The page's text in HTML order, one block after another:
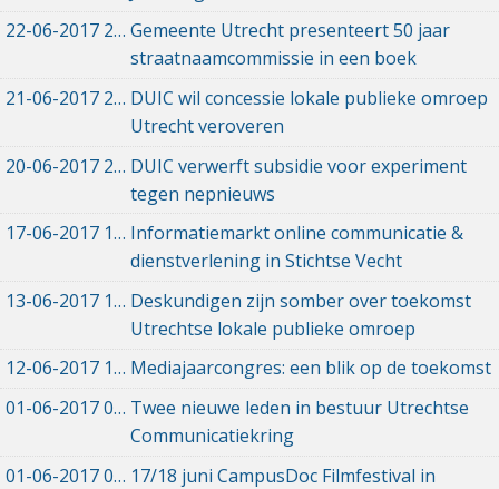
22-06-2017 22-06-2017 09:51
Gemeente Utrecht presenteert 50 jaar
straatnaamcommissie in een boek
21-06-2017 21-06-2017 20:08
DUIC wil concessie lokale publieke omroep
Utrecht veroveren
20-06-2017 20-06-2017 14:35
DUIC verwerft subsidie voor experiment
tegen nepnieuws
17-06-2017 17-06-2017 14:45
Informatiemarkt online communicatie &
dienstverlening in Stichtse Vecht
13-06-2017 13-06-2017 20:12
Deskundigen zijn somber over toekomst
Utrechtse lokale publieke omroep
12-06-2017 12-06-2017 11:59
Mediajaarcongres: een blik op de toekomst
01-06-201701-06-2017 15:39
Twee nieuwe leden in bestuur Utrechtse
Communicatiekring
01-06-201701-06-2017 12:11
17/18 juni CampusDoc Filmfestival in